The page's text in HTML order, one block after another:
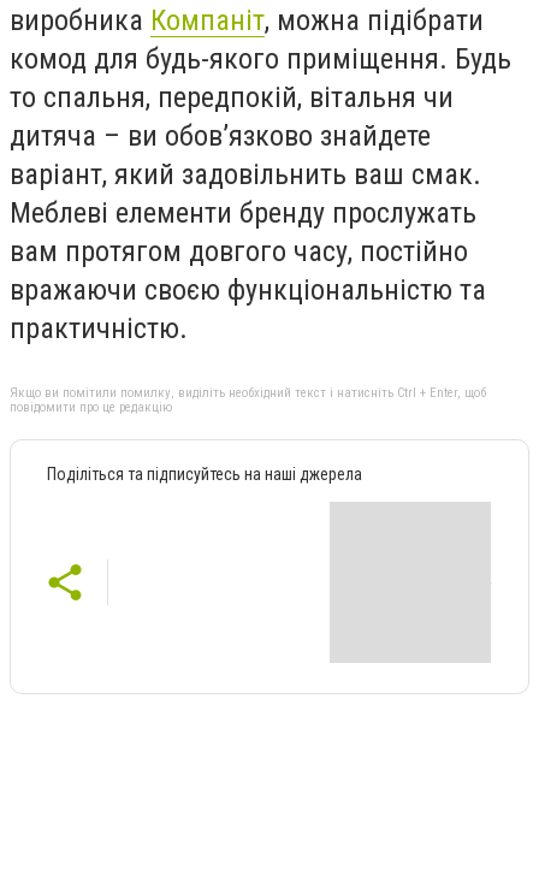
виробника Компаніт, можна підібрати
комод для будь-якого приміщення. Будь
то спальня, передпокій, вітальня чи
дитяча – ви обов’язково знайдете
варіант, який задовільнить ваш смак.
Меблеві елементи бренду прослужать
вам протягом довгого часу, постійно
вражаючи своєю функціональністю та
практичністю.
Якщо ви помітили помилку, виділіть необхідний текст і натисніть Ctrl + Enter, щоб
повідомити про це редакцію
Поділіться та підписуйтесь на наші джерела